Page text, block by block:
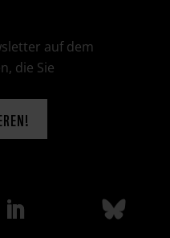
auf dem
die Sie